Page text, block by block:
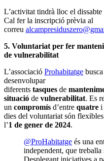
L’activitat tindrà lloc el dissabte
Cal fer la inscripció prèvia al
correu
5. Voluntariat per fer
de vulnerabilitat
L’associació Prohabitatge
desenvolupar
diferents tasques de
situació de vulnerabilitat. Es
un compromís d’entre quatre i
dies del voluntariat són
l’1 de gener de 2024.
@ProHabitatge és una
independent, que treballa